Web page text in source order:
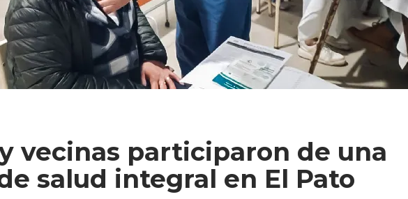
vecinas participaron de una
salud integral en El Pato